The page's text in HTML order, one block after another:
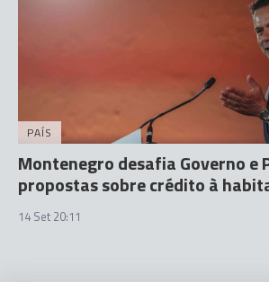
PAÍS
Montenegro desafia Governo e
propostas sobre crédito à
14 Set 20:11